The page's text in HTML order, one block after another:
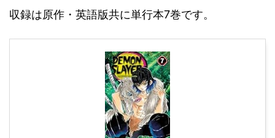
収録は原作・英語版共に単行本7巻です。